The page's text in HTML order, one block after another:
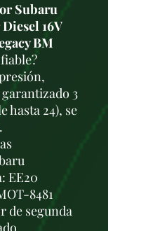
Subaru
16V
BM
fiable?
3
hasta 24), se
EE20
8481
de segunda